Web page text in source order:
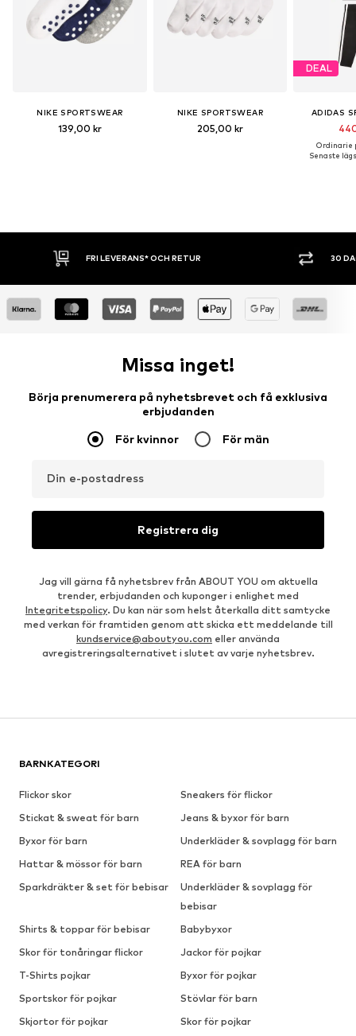
NIKE SPORTSWEAR
139,00 kr
NIKE SPORTSWEAR
205,00 kr
DEAL
ADIDAS
Ordinarie
Senaste
OCH RETUR 30 DAGARS ÖPPET KÖP
Missa inget!
Börja prenumerera på nyhetsbrevet och få exklusiva
erbjudanden
För kvinnor För män
Din e-postadress
Registrera dig
Jag vill gärna få nyhetsbrev från ABOUT YOU om aktuella
trender, erbjudanden och kuponger i enlighet med
Integritetspolicy. Du kan när som helst återkalla ditt samtycke
med verkan för framtiden genom att skicka ett meddelande till
kundservice@aboutyou.com eller använda
avregistreringsalternativet i slutet av varje nyhetsbrev.
BARNKATEGORI
Flickor skor
Sneakers för flickor
Stickat & sweat för barn
Jeans & byxor för barn
Byxor för barn
Underkläder & sovplagg för barn
Hattar & mössor för barn
REA för barn
Sparkdräkter & set för bebisar
Underkläder & sovplagg för
bebisar
Shirts & toppar för bebisar
Babybyxor
Skor för tonåringar flickor
Jackor för pojkar
T-Shirts pojkar
Byxor för pojkar
Sportskor för pojkar
Stövlar för barn
Skjortor för pojkar
Skor för pojkar